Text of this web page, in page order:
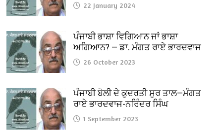
22 January 2024
ਪੰਜਾਬੀ ਭਾਸ਼ਾ ਵਿਗਿਆਨ ਜਾਂ ਭਾਸ਼ਾ
ਅਗਿਆਨ? — ਡਾ. ਮੰਗਤ ਰਾਏ ਭਾਰਦਵਾਜ
26 October 2023
ਪੰਜਾਬੀ ਬੋਲੀ ਦੇ ਕੁਦਰਤੀ ਸੁਰ ਤਾਲ—ਮੰਗਤ
ਰਾਏ ਭਾਰਦਵਾਜ-ਨਰਿੰਦਰ ਸਿੰਘ
1 September 2023